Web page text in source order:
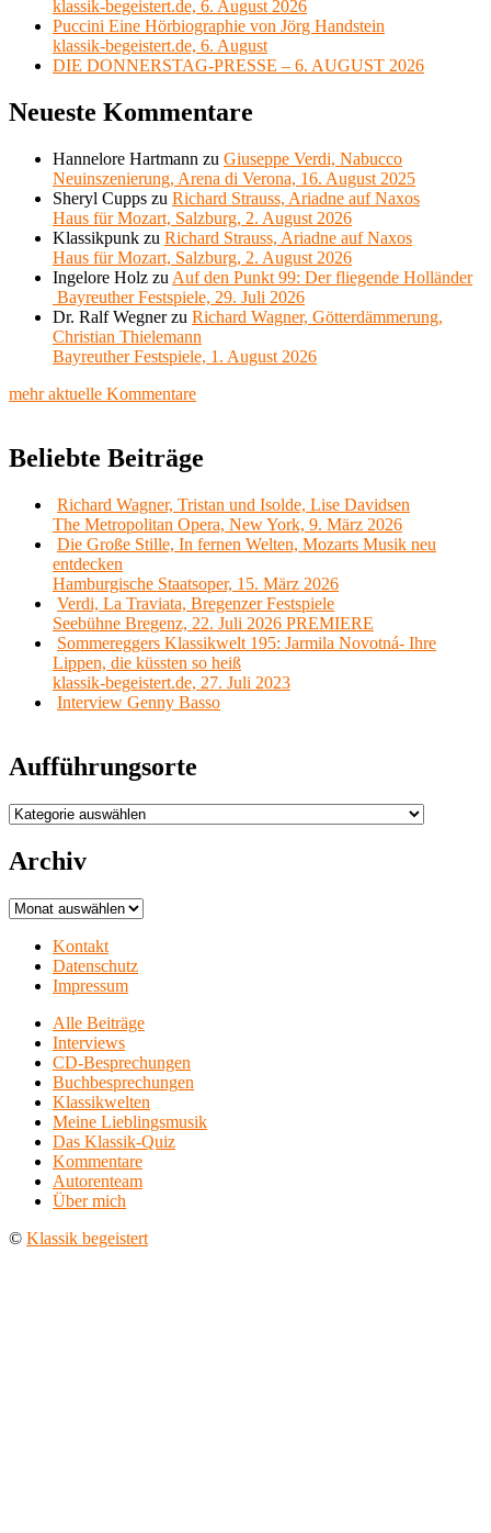
klassik-begeistert.de, 6. August 2026
Puccini Eine Hörbiographie von Jörg Handstein
klassik-begeistert.de, 6. August
DIE DONNERSTAG-PRESSE – 6. AUGUST 2026
Neueste Kommentare
Hannelore Hartmann zu Giuseppe Verdi, Nabucco
Neuinszenierung, Arena di Verona, 16. August 2025
Sheryl Cupps zu Richard Strauss, Ariadne auf Naxos
Haus für Mozart, Salzburg, 2. August 2026
Klassikpunk zu Richard Strauss, Ariadne auf Naxos
Haus für Mozart, Salzburg, 2. August 2026
Ingelore Holz zu Auf den Punkt 99: Der fliegende Holländer
Bayreuther Festspiele, 29. Juli 2026
Dr. Ralf Wegnerzu Richard Wagner, Götterdämmerung,
Christian Thielemann
Bayreuther Festspiele, 1. August 2026
mehr aktuelle Kommentare
Beliebte Beiträge
Richard Wagner, Tristan und Isolde, Lise Davidsen
The Metropolitan Opera, New York, 9. März 2026
Die Große Stille, In fernen Welten, Mozarts Musik neu
entdecken
Hamburgische Staatsoper, 15. März 2026
Verdi, La Traviata, Bregenzer Festspiele
Seebühne Bregenz, 22. Juli 2026 PREMIERE
Sommereggers Klassikwelt 195: Jarmila Novotná- Ihre
Lippen, die küssten so heiß
klassik-begeistert.de, 27. Juli 2023
Interview Genny Basso
Aufführungsorte
Aufführungsorte
Archiv
Archiv
Kontakt
Datenschutz
Impressum
Alle Beiträge
Interviews
CD-Besprechungen
Buchbesprechungen
Klassikwelten
Meine Lieblingsmusik
Das Klassik-Quiz
Kommentare
Autorenteam
Über mich
© Klassik begeistert